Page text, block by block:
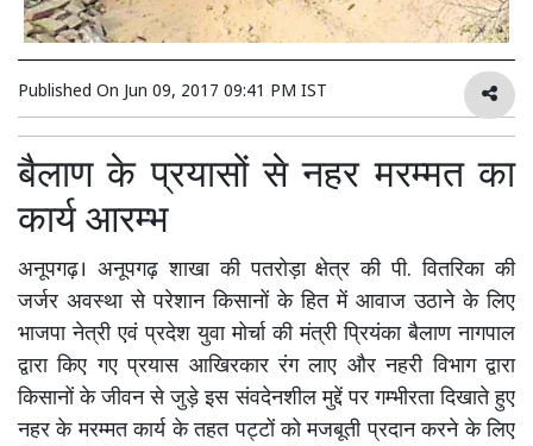
Published On Jun 09, 2017 09:41 PM IST
बैलाण के प्रयासों से नहर मरम्मत का
कार्य आरम्भ
अनूपगढ़। अनूपगढ़ शाखा की पतरोड़ा क्षेत्र की पी. वितरिका की
जर्जर अवस्था से परेशान किसानों के हित में आवाज उठाने के लिए
भाजपा नेत्री एवं प्रदेश युवा मोर्चा की मंत्री प्रियंका बैलाण नागपाल
द्वारा किए गए प्रयास आखिरकार रंग लाए और नहरी विभाग द्वारा
किसानों के जीवन से जुड़े इस संवदेनशील मुद्दें पर गम्भीरता दिखाते हुए
नहर के मरम्मत कार्य के तहत पट्टों को मजबूती प्रदान करने के लिए